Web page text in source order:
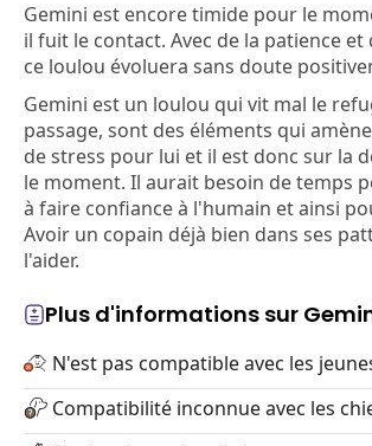
Gemini est encore timide pour le
il fuit le contact. Avec de la patience
ce loulou évoluera sans doute
Gemini est un loulou qui vit mal le
passage, sont des éléments qui
de stress pour lui et il est donc sur la
le moment. Il aurait besoin de temps
à faire confiance à l'humain et ainsi
Avoir un copain déjà bien dans ses
l'aider.
Plus d'informations sur
N'est pas compatible avec les
Compatibilité inconnue avec les